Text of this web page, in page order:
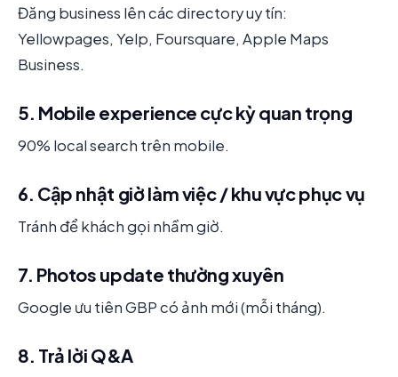
Đăng business lên các directory uy tín:
Yellowpages, Yelp, Foursquare, Apple Maps
Business.
5. Mobile experience cực kỳ quan trọng
90% local search trên mobile.
6. Cập nhật giờ làm việc / khu vực phục vụ
Tránh để khách gọi nhầm giờ.
7. Photos update thường xuyên
Google ưu tiên GBP có ảnh mới (mỗi tháng).
8. Trả lời Q&A